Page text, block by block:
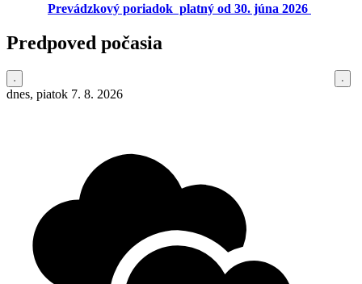
Prevádzkový poriadok platný od 30. júna 2026
Predpoved počasia
dnes, piatok 7. 8. 2026